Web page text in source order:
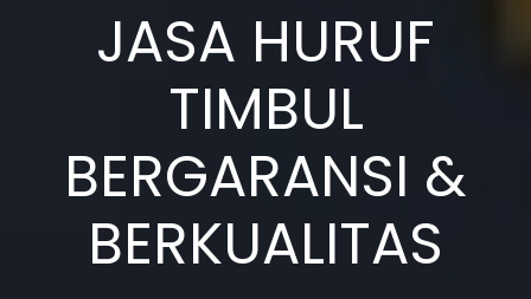
JASA HURUF
TIMBUL
BERGARANSI &
BERKUALITAS